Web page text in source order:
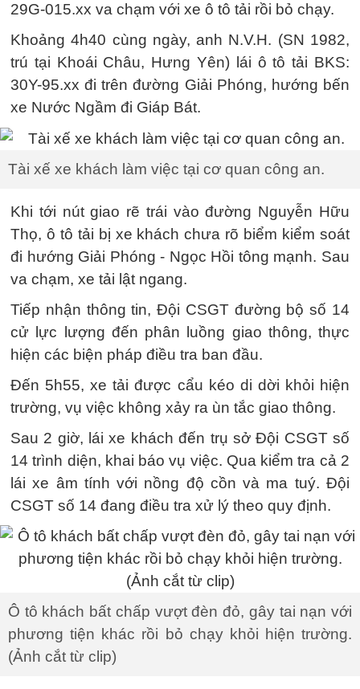
29G-015.xx va chạm với xe ô tô tải rồi bỏ chạy.
Khoảng 4h40 cùng ngày, anh N.V.H. (SN 1982,
trú tại Khoái Châu, Hưng Yên) lái ô tô tải BKS:
30Y-95.xx đi trên đường Giải Phóng, hướng bến
xe Nước Ngầm đi Giáp Bát.
Tài xế xe khách làm việc tại cơ quan công an.
Khi tới nút giao rẽ trái vào đường Nguyễn Hữu
Thọ, ô tô tải bị xe khách chưa rõ biểm kiểm soát
đi hướng Giải Phóng - Ngọc Hồi tông mạnh. Sau
va chạm, xe tải lật ngang.
Tiếp nhận thông tin, Đội CSGT đường bộ số 14
cử lực lượng đến phân luồng giao thông, thực
hiện các biện pháp điều tra ban đầu.
Đến 5h55, xe tải được cẩu kéo di dời khỏi hiện
trường, vụ việc không xảy ra ùn tắc giao thông.
Sau 2 giờ, lái xe khách đến trụ sở Đội CSGT số
14 trình diện, khai báo vụ việc. Qua kiểm tra cả 2
lái xe âm tính với nồng độ cồn và ma tuý. Đội
CSGT số 14 đang điều tra xử lý theo quy định.
Ô tô khách bất chấp vượt đèn đỏ, gây tai nạn với
phương tiện khác rồi bỏ chạy khỏi hiện trường.
(Ảnh cắt từ clip)